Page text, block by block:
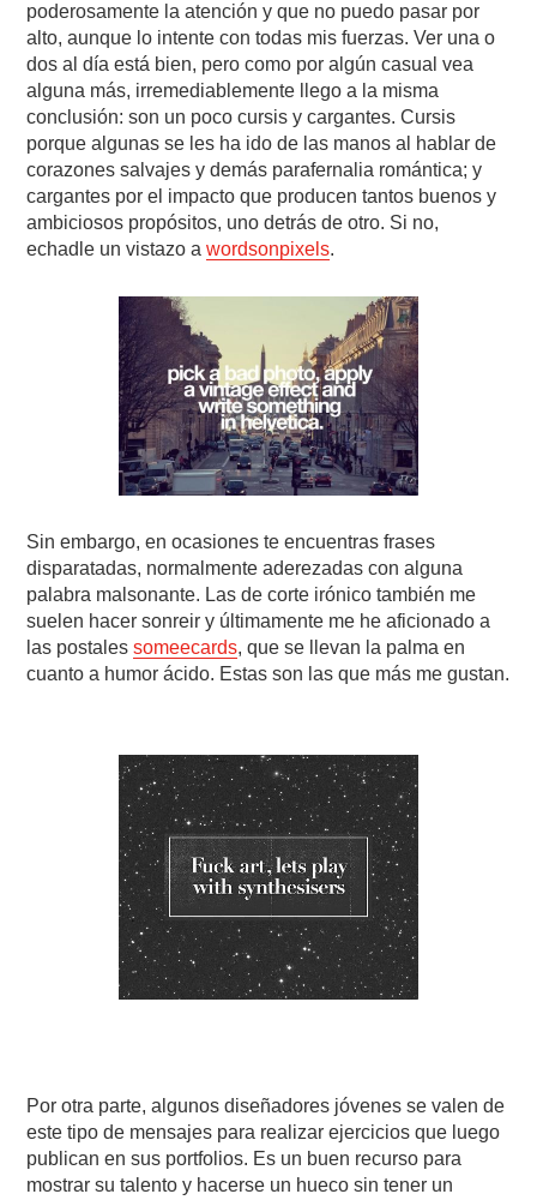
poderosamente la atención y que no puedo pasar por
alto, aunque lo intente con todas mis fuerzas. Ver una o
dos al día está bien, pero como por algún casual vea
alguna más, irremediablemente llego a la misma
conclusión: son un poco cursis y cargantes. Cursis
porque algunas se les ha ido de las manos al hablar de
corazones salvajes y demás parafernalia romántica; y
cargantes por el impacto que producen tantos buenos y
ambiciosos propósitos, uno detrás de otro. Si no,
echadle un vistazo awordsonpixels.
Sin embargo, en ocasiones te encuentras frases
disparatadas, normalmente aderezadas con alguna
palabra malsonante. Las de corte irónico también me
suelen hacer sonreir y últimamente me he aficionado a
las postalessomeecards, que se llevan la palma en
cuanto a humor ácido. Estas son las que más me gustan.
Por otra parte, algunos diseñadores jóvenes se valen de
este tipo de mensajes para realizar ejercicios que luego
publican en sus portfolios. Es un buen recurso para
mostrar su talento y hacerse un hueco sin tener un